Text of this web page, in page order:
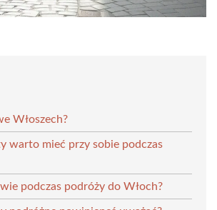
Włoszech?
warto mieć przy sobie podczas
podczas podróży do Włoch?